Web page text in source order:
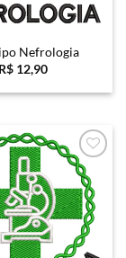
Nefrologia
R$ 12,90
Favoritar